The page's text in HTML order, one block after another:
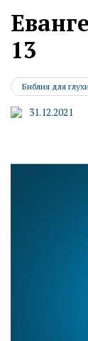
13
Библия для
31.12.2021